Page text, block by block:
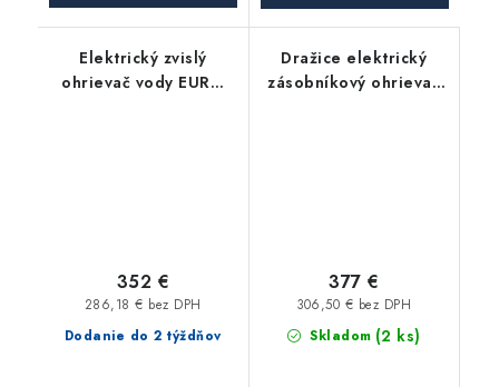
Elektrický zvislý
ohrievač vody EURO
Dodanie do 2 týždňov
286,18 € bez DPH
352 €
Dražice elektrický
zásobníkový ohrievač
Skladom (2 ks)
306,50 € bez DPH
377 €